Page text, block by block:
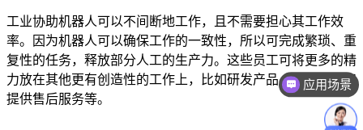
工业协助机器人可以不间断地工作，且不需要担心其工作效
率。因为机器人可以确保工作的一致性，所以可完成繁琐、重
复性的任务，释放部分人工的生产力。这些员工可将更多的精
力放在其他更有创造性的工作上，比如研发产品、策划营销和
提供售后服务等。
应用场景